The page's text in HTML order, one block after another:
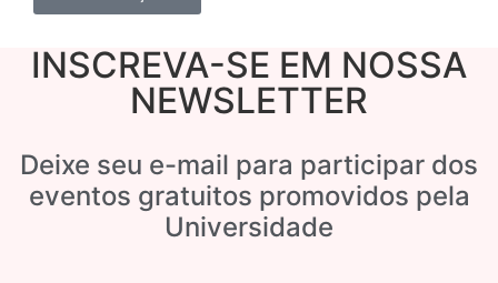
INSCREVA-SE EM NOSSA
NEWSLETTER
Deixe seu e-mail para participar dos
eventos gratuitos promovidos pela
Universidade